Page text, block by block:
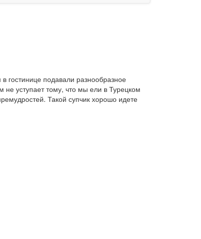
гостинице подавали разнообразное
не уступает тому, что мы ели в Турецком
Такой супчик хорошо идете